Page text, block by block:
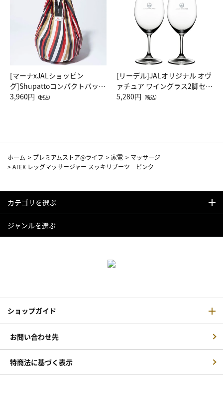
[マーナxJALショッピン
グ]Shupattoコンパクトバッグ
Drop JAL客室乗務員（LC）ス
3,960円 （税込）
[リーデル]JALオリジナル オヴ
ァチュア ワイングラス2脚セッ
ト（レッドワイン）
5,280円 （税込）
ホーム > プレミアムストア@ライフ > 家電 > マッサージ
>ATEX レッグマッサージャー スッキリブーツ ピンク
カテゴリを選ぶ
ジャンルを選ぶ
ショップガイド
お問い合わせ先
特商法に基づく表示